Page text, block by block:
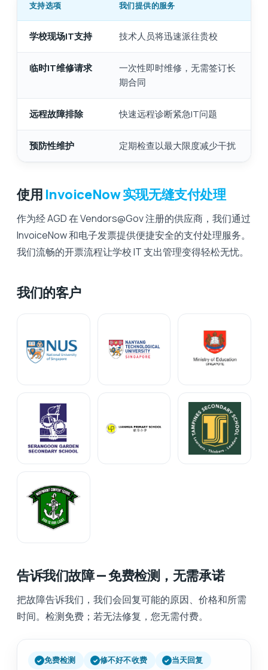
支持选项 我们提供的服务
学校现场IT支持 技术人员将迅速派往贵校
临时IT维修请求
一次性即时维修，无需签订长
期合同
远程故障排除 快速远程诊断紧急IT问题
预防性维护 定期检查以最大限度减少干扰
使用 InvoiceNow 实现无缝支付处理
作为经 AGD 在 Vendors@Gov 注册的供应商，我们通过
InvoiceNow 和电子发票提供便捷安全的支付处理服务。
我们流畅的开票流程让学校 IT 支出管理变得轻松无忧。
我们的客户
告诉我们故障 — 免费检测，无需承诺
把故障告诉我们，我们会回复可能的原因、价格和所需
时间。检测免费；若无法修复，您无需付费。
免费检测 修不好不收费 当天回复